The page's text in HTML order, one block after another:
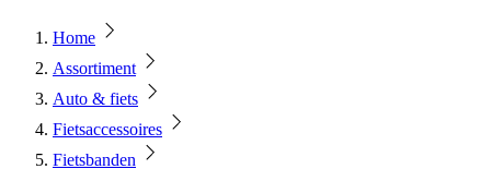
Home
Assortiment
Auto & fiets
Fietsaccessoires
Fietsbanden